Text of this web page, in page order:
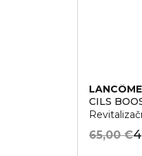
LANCÔME
CILS
65,00 €